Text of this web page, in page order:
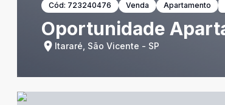
Cód: 723240476 Venda Apartamento
Oportunidade
Itararé, São Vicente - SP